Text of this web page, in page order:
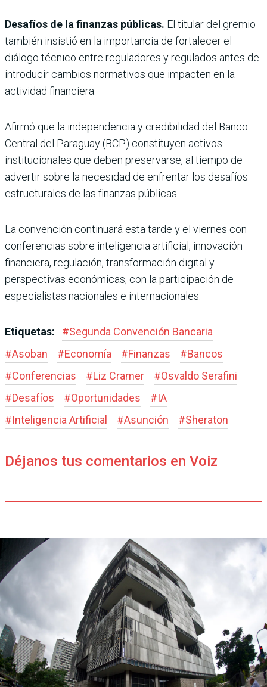
Desafíos de la finanzas públicas. El titular del gremio
también insistió en la importancia de fortalecer el
diálogo técnico entre reguladores y regulados antes de
introducir cambios normativos que impacten en la
actividad financiera.
Afirmó que la independencia y credibilidad del Banco
Central del Paraguay (BCP) constituyen activos
institucionales que deben preservarse, al tiempo de
advertir sobre la necesidad de enfrentar los desafíos
estructurales de las finanzas públicas.
La convención continuará esta tarde y el viernes con
conferencias sobre inteligencia artificial, innovación
financiera, regulación, transformación digital y
perspectivas económicas, con la participación de
especialistas nacionales e internacionales.
Etiquetas: #Segunda Convención Bancaria
#Asoban #Economía #Finanzas #Bancos
#Conferencias #Liz Cramer #Osvaldo Serafini
#Desafíos #Oportunidades #IA
#Inteligencia Artificial #Asunción #Sheraton
Déjanos tus comentarios en Voiz